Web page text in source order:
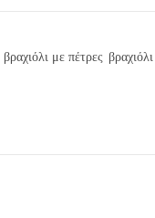
βραχιόλι με πέτρες